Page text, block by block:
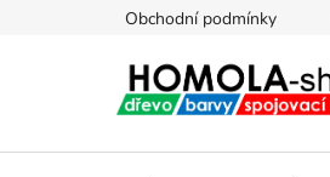
Obchodní podmínky